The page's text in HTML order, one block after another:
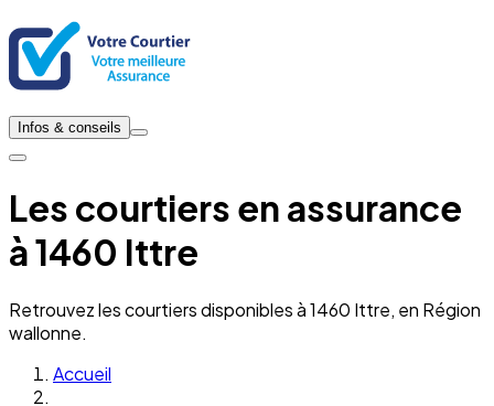
Infos & conseils
Les courtiers en assurance
à 1460 Ittre
Retrouvez les courtiers disponibles à 1460 Ittre, en Région
wallonne.
Accueil